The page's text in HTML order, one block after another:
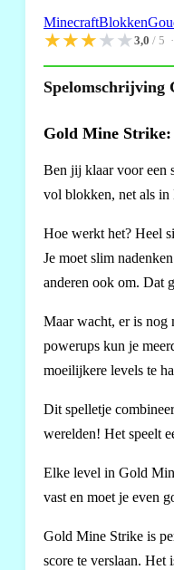
MinecraftBlokken
★★★★★3,0 / 5 ·
Spelomschrijving
Gold Mine
Ben jij klaar voor een
vol blokken, net als in
Hoe werkt het? Heel
Je moet slim
anderen ook om. Dat
Maar wacht, er is nog
powerups kun je
moeilijkere levels te
Dit spelletje
werelden! Het speelt
Elke level in Gold
vast en moet je even
Gold Mine Strike is
score te verslaan. Het